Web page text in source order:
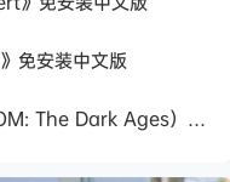
免安装中文版
毁灭战士：黑暗时代（DOOM: The Dark Ages）免安装中文版